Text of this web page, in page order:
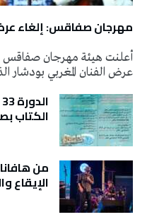
مهرجان صفاقس: إلغاء
أعلنت هيئة مهرجان صفاقس
عرض الفنان المغربي بودشار
الكتاب
من
الإيقاع